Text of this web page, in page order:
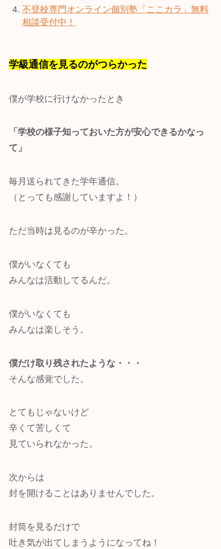
不登校専門オンライン個別塾「ここカラ」無料
相談受付中！
学級通信を見るのがつらかった
僕が学校に行けなかったとき
「学校の様子知っておいた方が安心できるかなっ
て」
毎月送られてきた学年通信。
（とっても感謝していますよ！）
ただ当時は見るのが辛かった。
僕がいなくても
みんなは活動してるんだ。
僕がいなくても
みんなは楽しそう。
僕だけ取り残されたような・・・
そんな感覚でした。
とてもじゃないけど
辛くて苦しくて
見ていられなかった。
次からは
封を開けることはありませんでした。
封筒を見るだけで
吐き気が出てしまうようになってね！